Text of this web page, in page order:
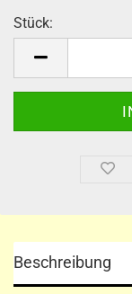
Stück:
Beschreibung